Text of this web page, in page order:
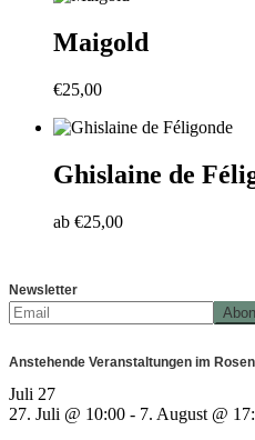
Maigold
€25,00
Ghislaine de
ab €25,00
Newsletter
Anstehende Veranstaltungen im
Juli 27
27. Juli @ 10:00 - 7. August @